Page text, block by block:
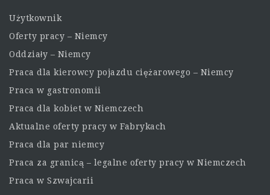
Użytkownik
Oferty pracy – Niemcy
Oddziały – Niemcy
Praca dla kierowcy pojazdu ciężarowego – Niemcy
Praca w gastronomii
Praca dla kobiet w Niemczech
Aktualne oferty pracy w Fabrykach
Praca dla par niemcy
Praca za granicą – legalne oferty pracy w Niemczech
Praca w Szwajcarii